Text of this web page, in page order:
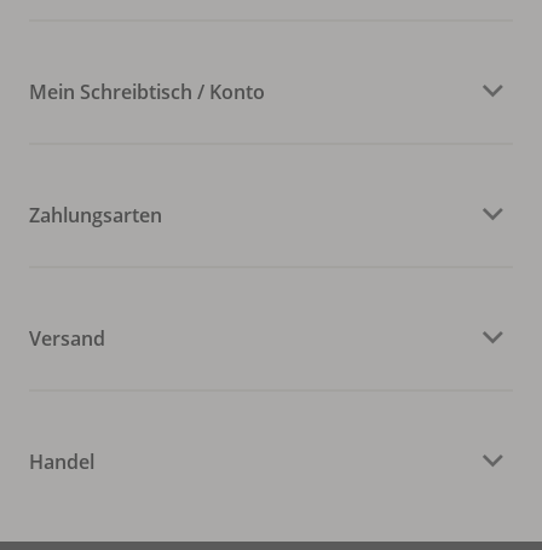
Mein Schreibtisch / Konto
Zahlungsarten
Versand
Handel